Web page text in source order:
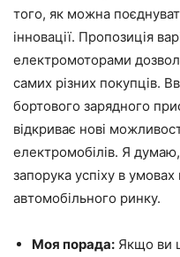
того, як можна
інновації. Пропозиція
електромоторами
самих різних покупців.
бортового зарядного
відкриває нові
електромобілів. Я
запорука успіху в
автомобільного ринку.
Моя порада: Якщо ви